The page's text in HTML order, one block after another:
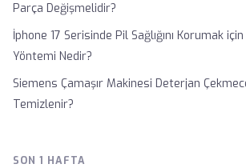
Parça Değişmelidir?
İphone 17 Serisinde Pil Sağlığını Korumak
Yöntemi Nedir?
Siemens Çamaşır Makinesi Deterjan
Temizlenir?
SON 1 HAFTA